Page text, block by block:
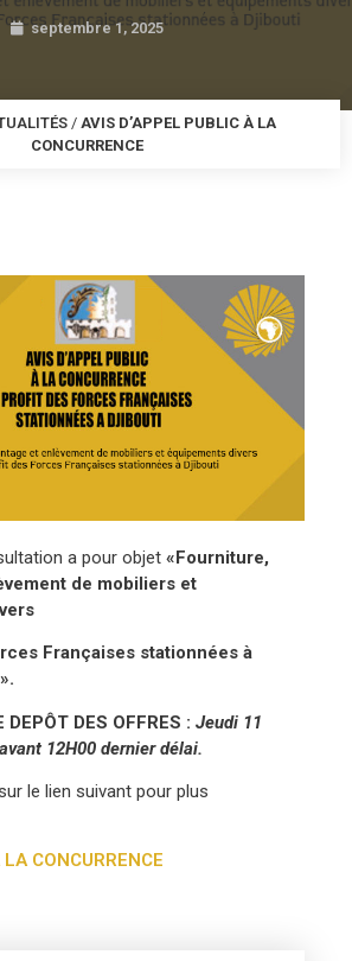
septembre 1, 2025
/ AVIS D’APPEL PUBLIC À LA
CONCURRENCE
a pour objet «Fourniture,
de mobiliers et
Françaises stationnées à
DEPÔT DES OFFRES : Jeudi 11
12H00 dernier délai.
le lien suivant pour plus
CONCURRENCE